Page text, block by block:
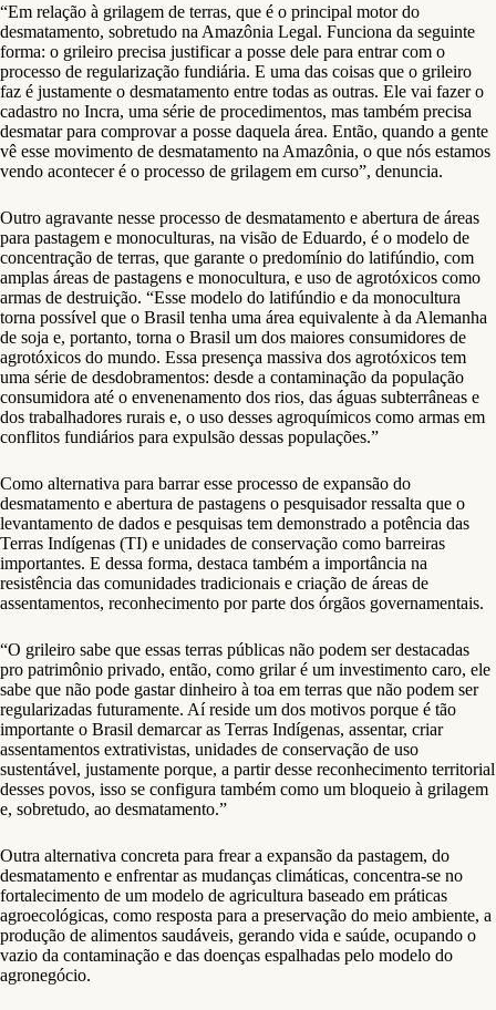
“Em relação à grilagem de terras, que é o principal motor do
desmatamento, sobretudo na Amazônia Legal. Funciona da seguinte
forma: o grileiro precisa justificar a posse dele para entrar com o
processo de regularização fundiária. E uma das coisas que o grileiro
faz é justamente o desmatamento entre todas as outras. Ele vai fazer o
cadastro no Incra, uma série de procedimentos, mas também precisa
desmatar para comprovar a posse daquela área. Então, quando a gente
vê esse movimento de desmatamento na Amazônia, o que nós estamos
vendo acontecer é o processo de grilagem em curso”, denuncia.
Outro agravante nesse processo de desmatamento e abertura de áreas
para pastagem e monoculturas, na visão de Eduardo, é o modelo de
concentração de terras, que garante o predomínio do latifúndio, com
amplas áreas de pastagens e monocultura, e uso de agrotóxicos como
armas de destruição. “Esse modelo do latifúndio e da monocultura
torna possível que o Brasil tenha uma área equivalente à da Alemanha
de soja e, portanto, torna o Brasil um dos maiores consumidores de
agrotóxicos do mundo. Essa presença massiva dos agrotóxicos tem
uma série de desdobramentos: desde a contaminação da população
consumidora até o envenenamento dos rios, das águas subterrâneas e
dos trabalhadores rurais e, o uso desses agroquímicos como armas em
conflitos fundiários para expulsão dessas populações.”
Como alternativa para barrar esse processo de expansão do
desmatamento e abertura de pastagens o pesquisador ressalta que o
levantamento de dados e pesquisas tem demonstrado a potência das
Terras Indígenas (TI) e unidades de conservação como barreiras
importantes. E dessa forma, destaca também a importância na
resistência das comunidades tradicionais e criação de áreas de
assentamentos, reconhecimento por parte dos órgãos governamentais.
“O grileiro sabe que essas terras públicas não podem ser destacadas
pro patrimônio privado, então, como grilar é um investimento caro, ele
sabe que não pode gastar dinheiro à toa em terras que não podem ser
regularizadas futuramente. Aí reside um dos motivos porque é tão
importante o Brasil demarcar as Terras Indígenas, assentar, criar
assentamentos extrativistas, unidades de conservação de uso
sustentável, justamente porque, a partir desse reconhecimento territorial
desses povos, isso se configura também como um bloqueio à grilagem
e, sobretudo, ao desmatamento.”
Outra alternativa concreta para frear a expansão da pastagem, do
desmatamento e enfrentar as mudanças climáticas, concentra-se no
fortalecimento de um modelo de agricultura baseado em práticas
agroecológicas, como resposta para a preservação do meio ambiente, a
produção de alimentos saudáveis, gerando vida e saúde, ocupando o
vazio da contaminação e das doenças espalhadas pelo modelo do
agronegócio.